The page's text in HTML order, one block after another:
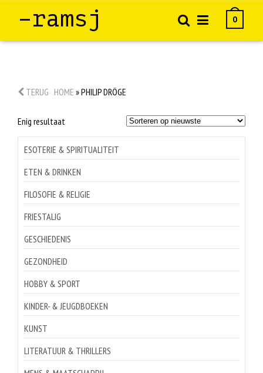
–ramsj 0
TERUG HOME »PHILIP DRÖGE
Enig resultaat
ESOTERIE & SPIRITUALITEIT
ETEN & DRINKEN
FILOSOFIE & RELIGIE
FRIESTALIG
GESCHIEDENIS
GEZONDHEID
HOBBY & SPORT
KINDER- & JEUGDBOEKEN
KUNST
LITERATUUR & THRILLERS